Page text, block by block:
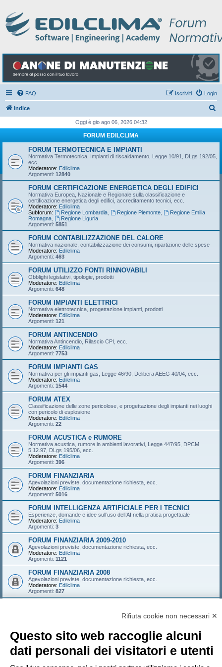
FAQ Login
Iscriviti
Indice
c
Oggi è gio ago 06, 2026 04:32
FORUM EDILCLIMA
FORUM TERMOTECNICA E IMPIANTI
Normativa Termotecnica, Impianti di riscaldamento, Legge 10/91, DLgs 192/05,
ecc.
Moderatore: Edilclima
Argomenti: 12840
FORUM CERTIFICAZIONE ENERGETICA DEGLI EDIFICI
Normativa Europea, Nazionale e Regionale sulla classificazione e
certificazione energetica degli edifici, accreditamento tecnici, ecc.
Moderatore: Edilclima
Subforum:
Regione Lombardia, Regione Piemonte,
Regione Emilia
Romagna
Regione Liguria
Argomenti: 5851
FORUM CONTABILIZZAZIONE DEL CALORE
Normativa nazionale, contabilizzazione dei consumi, ripartizione delle spese
Moderatore: Edilclima
Argomenti: 463
FORUM UTILIZZO FONTI RINNOVABILI
Obblighi legislativi, tipologie, prodotti
Moderatore: Edilclima
Argomenti: 648
FORUM IMPIANTI ELETTRICI
Normativa elettrotecnica, progettazione impianti, prodotti
Moderatore: Edilclima
Argomenti: 121
FORUM ANTINCENDIO
Normativa Antincendio, Rilascio CPI, ecc.
Moderatore: Edilclima
Argomenti: 7753
FORUM IMPIANTI GAS
Normativa per gli impianti gas, Legge 46/90, Delibera AEEG 40/04, ecc.
Moderatore: Edilclima
Argomenti: 1544
FORUM ATEX
Classificazione delle zone pericolose, e progettazione degli impianti nei luoghi
con pericolo di esplosione
Moderatore: Edilclima
Argomenti: 22
FORUM ACUSTICA e RUMORE
Normativa acustica, rumore in ambienti lavorativi, Legge 447/95, DPCM
5.12.97, DLgs 195/06, ecc.
Moderatore: Edilclima
Argomenti: 396
FORUM FINANZIARIA
Agevolazioni previste, documentazione richiesta, ecc.
Moderatore: Edilclima
Argomenti: 5016
FORUM INTELLIGENZA ARTIFICIALE PER I TECNICI
Esperienze, domande e idee sull’uso dell’AI nella pratica progettuale
Moderatore: Edilclima
Argomenti: 3
FORUM FINANZIARIA 2009-2010
Agevolazioni previste, documentazione richiesta, ecc.
Moderatore: Edilclima
Argomenti: 1121
FORUM FINANZIARIA 2008
Agevolazioni previste, documentazione richiesta, ecc.
Moderatore: Edilclima
Argomenti: 827
LOGIN
ISCRIVITI
Nome utente:
Rifiuta cookie non necessari ✕
Questo sito web raccoglie alcuni
dati personali dei visitatori e utenti